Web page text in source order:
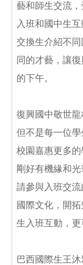
藝和師生交流
入班和國中生
交換生介紹不
同的才藝，讓
的下午。
復興國中敬世
但不是每一位
校園嘉惠更多
剛好有機緣和
請參與入班交
國際文化，開
生入班互動，
巴西國際生王